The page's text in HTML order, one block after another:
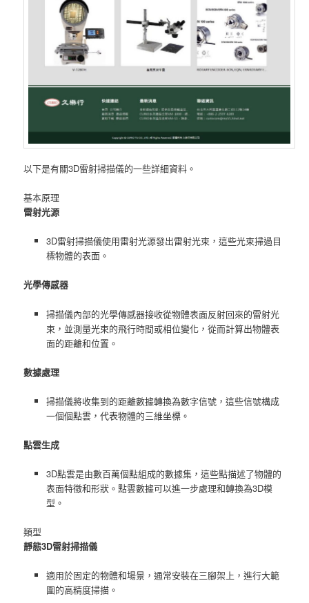
以下是有關3D雷射掃描儀的一些詳細資料。
基本原理
雷射光源
3D雷射掃描儀使用雷射光源發出雷射光束，這些光束掃過目
標物體的表面。
光學傳感器
掃描儀內部的光學傳感器接收從物體表面反射回來的雷射光
束，並測量光束的飛行時間或相位變化，從而計算出物體表
面的距離和位置。
數據處理
掃描儀將收集到的距離數據轉換為數字信號，這些信號構成
一個個點雲，代表物體的三維坐標。
點雲生成
3D點雲是由數百萬個點組成的數據集，這些點描述了物體的
表面特徵和形狀。點雲數據可以進一步處理和轉換為3D模
型。
類型
靜態3D雷射掃描儀
適用於固定的物體和場景，通常安裝在三腳架上，進行大範
圍的高精度掃描。